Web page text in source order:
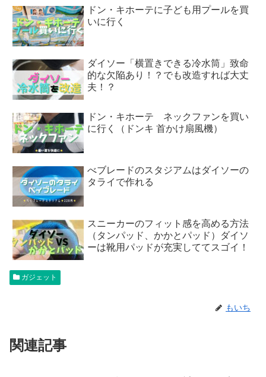
ドン・キホーテに子ども用プールを買
いに行く
ダイソー「横置きできる冷水筒」致命
的な欠陥あり！？でも改造すれば大丈
夫！？
ドン・キホーテ ネックファンを買い
に行く（ドンキ 首かけ扇風機）
べブレードのスタジアムはダイソーの
タライで作れる
スニーカーのフィット感を高める方法
（タンパッド、かかとパッド）ダイソ
ーは靴用パッドが充実しててスゴイ！
ガジェット
もいち
関連記事